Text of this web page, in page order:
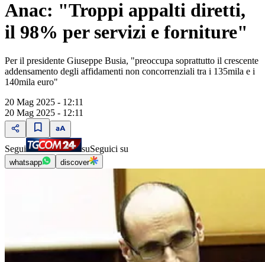
Anac: "Troppi appalti diretti,
il 98% per servizi e forniture"
Per il presidente Giuseppe Busia, "preoccupa soprattutto il crescente
addensamento degli affidamenti non concorrenziali tra i 135mila e i
140mila euro"
20 Mag 2025 - 12:11
20 Mag 2025 - 12:11
Segui suSeguici su
whatsapp discover